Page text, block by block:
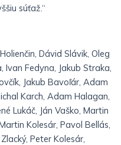
súťaž.“
Dávid Slávik, Oleg
Ivan Fedyna, Jakub Straka,
Jakub Bavoľár, Adam
Karch, Adam Halagan,
Lukáč, Ján Vaško, Martin
Kolesár, Pavol Bellás,
Peter Kolesár,